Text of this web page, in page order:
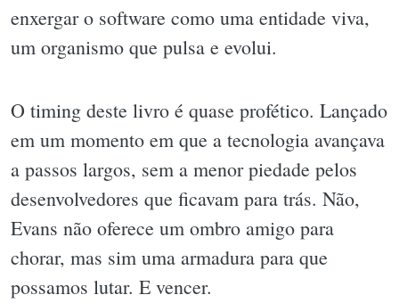
enxergar o software como uma entidade viva,
um organismo que pulsa e evolui.
O timing deste livro é quase profético. Lançado
em um momento em que a tecnologia avançava
a passos largos, sem a menor piedade pelos
desenvolvedores que ficavam para trás. Não,
Evans não oferece um ombro amigo para
chorar, mas sim uma armadura para que
possamos lutar. E vencer.